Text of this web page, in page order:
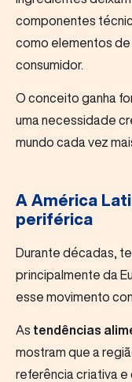
componentes
como elementos de
consumidor.
O conceito ganha
uma necessidade
mundo cada vez
A América
periférica
Durante décadas,
principalmente da
esse movimento
As tendências
mostram que a
referência criativa e